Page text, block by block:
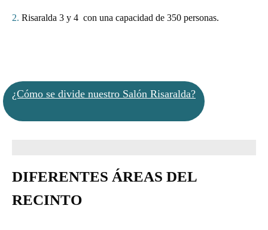
2. Risaralda 3 y 4 con una capacidad de 350 personas.
¿Cómo se divide nuestro Salón Risaralda?
DIFERENTES ÁREAS DEL
RECINTO